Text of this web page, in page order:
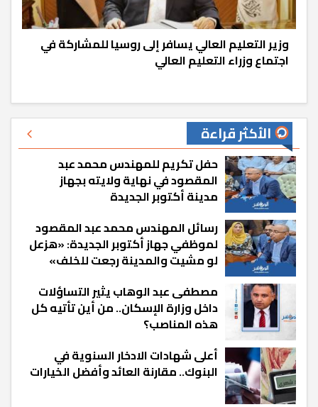
وزير التعليم العالي يسافر إلى روسيا للمشاركة في
اجتماع وزراء التعليم العالي
الأكثر قراءة
حفل تكريم للمهندس محمد عبد
المقصود في نهاية ولايته بجهاز
مدينة أكتوبر الجديدة
رسائل المهندس محمد عبد المقصود
لموظفي جهاز أكتوبر الجديدة: «هزعل
لو مشيت والمدينة رجعت للخلف»
مصطفى عبد الوهاب يثير التساؤلات
داخل وزارة الإسكان.. من أين تأتيه كل
هذه المناصب؟
أعلى شهادات الادخار السنوية في
البنوك.. مقارنة العائد وأفضل الخيارات